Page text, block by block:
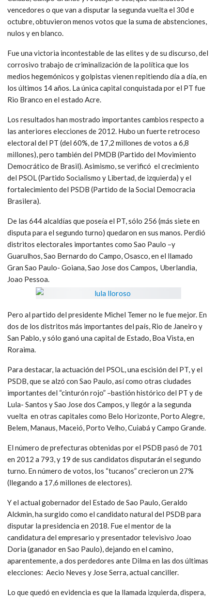
vencedores o que van a disputar la segunda vuelta el 30d e
octubre, obtuvieron menos votos que la suma de abstenciones,
nulos y en blanco.
Fue una victoria incontestable de las elites y de su discurso, del
corrosivo trabajo de criminalización de la política que los
medios hegemónicos y golpistas vienen repitiendo día a día, en
los últimos 14 años. La única capital conquistada por el PT fue
Rio Branco en el estado Acre.
Los resultados han mostrado importantes cambios respecto a
las anteriores elecciones de 2012. Hubo un fuerte retroceso
electoral del PT (del 60%, de 17,2 millones de votos a 6,8
millones), pero también del PMDB (Partido del Movimiento
Democrático de Brasil). Asimismo, se verificó el crecimiento
del PSOL (Partido Socialismo y Libertad, de izquierda) y el
fortalecimiento del PSDB (Partido de la Social Democracia
Brasilera).
De las 644 alcaldías que poseía el PT, sólo 256 (más siete en
disputa para el segundo turno) quedaron en sus manos. Perdió
distritos electorales importantes como Sao Paulo –y
Guarulhos, Sao Bernardo do Campo, Osasco, en el llamado
Gran Sao Paulo- Goiana, Sao Jose dos Campos Uberlandia,
Joao Pessoa.
Pero al partido del presidente Michel Temer no le fue mejor. En
dos de los distritos más importantes del país, Rio de Janeiro y
San Pablo, y sólo ganó una capital de Estado, Boa Vista, en
Roraima.
Para destacar, la actuación del PSOL, una escisión del PT, y el
PSDB, que se alzó con Sao Paulo, así como otras ciudades
importantes del “cinturón rojo” –bastión histórico del PT y de
Lula- Santos y Sao Jose dos Campos, y llegór a la segunda
vuelta en otras capitales como Belo Horizonte, Porto Alegre,
Belem, Manaus, Maceió, Porto Velho, Cuiabá y Campo Grande.
El número de prefecturas obtenidas por el PSDB pasó de 701
en 2012 a 793, y 19 de sus candidatos disputarán el segundo
turno. En número de votos, los “tucanos” crecieron un 27%
(llegando a 17,6 millones de electores).
Y el actual gobernador del Estado de Sao Paulo, Geraldo
Alckmin, ha surgido como el candidato natural del PSDB para
disputar la presidencia en 2018. Fue el mentor de la
candidatura del empresario y presentador televisivo Joao
Doria (ganador en Sao Paulo), dejando en el camino,
aparentemente, a dos perdedores ante Dilma en las dos últimas
elecciones: Aecio Neves y Jose Serra, actual canciller.
Lo que quedó en evidencia es que la llamada izquierda, dispera,